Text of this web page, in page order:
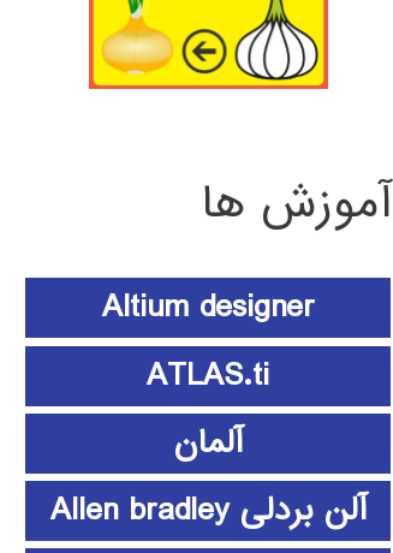
آموزش ها
Altium designer
ATLAS.ti
آلمان
آلن بردلی Allen bradley